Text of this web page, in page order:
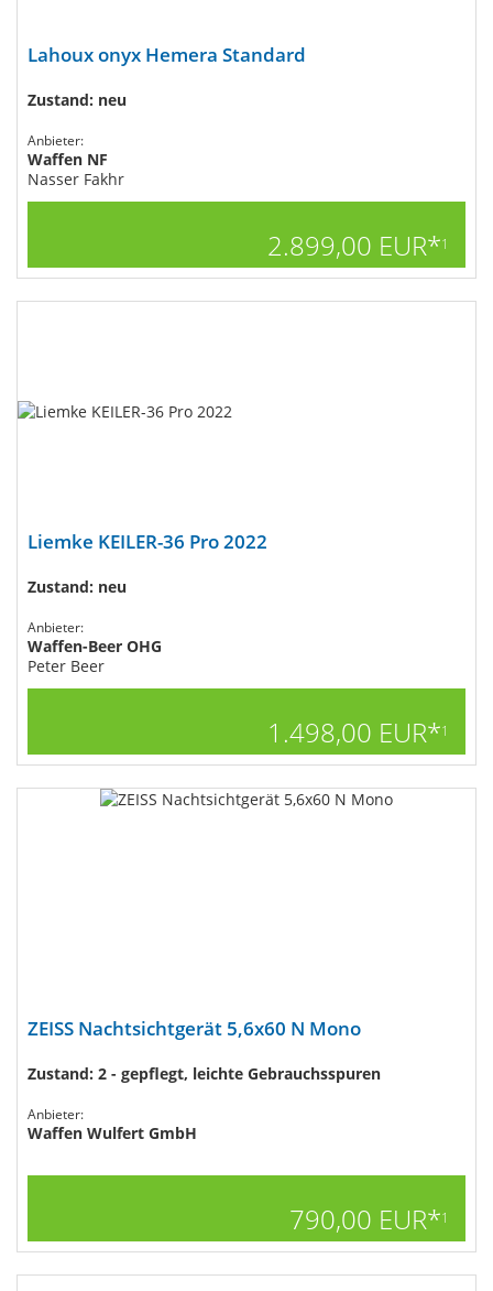
Lahoux onyx Hemera Standard
Zustand: neu
Anbieter:
Waffen NF
Nasser Fakhr
2.899,00 EUR*1
Liemke KEILER-36 Pro 2022
Zustand: neu
Anbieter:
Waffen-Beer OHG
Peter Beer
1.498,00 EUR*1
ZEISS Nachtsichtgerät 5,6x60 N Mono
Zustand: 2 - gepflegt, leichte Gebrauchsspuren
Anbieter:
Waffen Wulfert GmbH
790,00 EUR*1